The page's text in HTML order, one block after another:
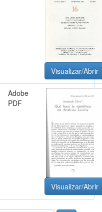
Visualizar/Abrir
Adobe
PDF
Visualizar/Abrir